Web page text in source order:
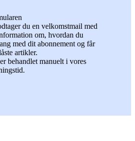
du en velkomstmail med
om, hvordan du
med dit abonnement og får
artikler.
behandlet manuelt i vores